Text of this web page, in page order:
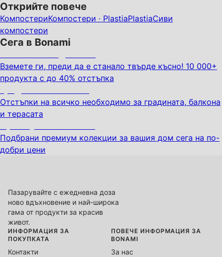
Открийте повече
КомпостериКомпостери · PlastiaPlastiaСиви
компостери
Сега в Bonami
Вземете ги, преди да е станало твърде късно! 10 000+
продукта с до 40% отстъпка
Отстъпки на всичко необходимо за градината, балкона
и терасата
Подбрани премиум колекции за вашия дом сега на по-
добри цени
Пазарувайте с ежедневна доза
ново вдъхновение и най-широка
гама от продукти за красив
живот.
ИНФОРМАЦИЯ ЗА
ПОКУПКАТА
Контакти
ПОВЕЧЕ ИНФОРМАЦИЯ ЗА
BONAMI
За нас